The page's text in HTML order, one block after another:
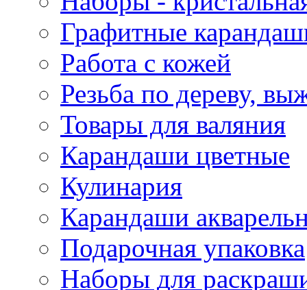
Графитные
Работа с кожей
Резьба по дереву,
Товары для валяния
Карандаши цветные
Кулинария
Карандаши
Подарочная упаковка
Наборы для